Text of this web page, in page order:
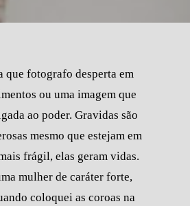
que fotografo desperta em
ou uma imagem que
ao poder. Gravidas são
mesmo que estejam em
frágil, elas geram vidas.
mulher de caráter forte,
coloquei as coroas na